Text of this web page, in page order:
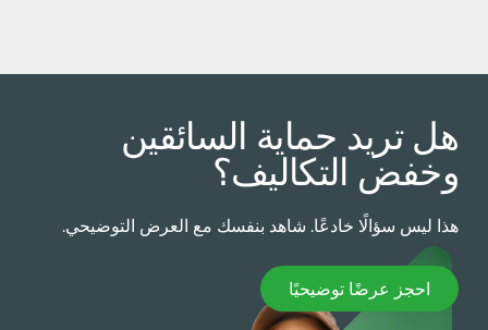
السائقين
شاهد بنفسك مع العرض التوضيحي.